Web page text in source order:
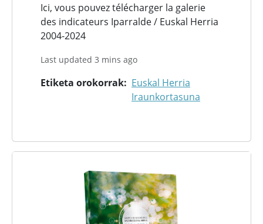
Ici, vous pouvez télécharger la galerie
des indicateurs Iparralde / Euskal Herria
2004-2024
Last updated 3 mins ago
Etiketa orokorrak
Euskal Herria
Iraunkortasuna